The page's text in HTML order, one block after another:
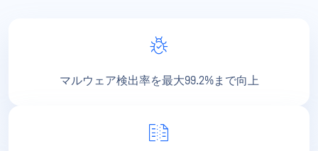
マルウェア検出率を最大99.2%まで向上